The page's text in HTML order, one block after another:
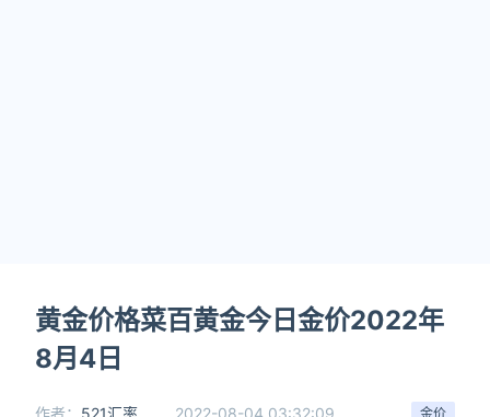
黄金价格菜百黄金今日金价2022年
8月4日
金价
作者： 521汇率 2022-08-04 03:32:09